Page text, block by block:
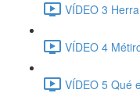
VÍDEO 3
VÍDEO 4
VÍDEO 5 Qué